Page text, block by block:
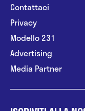
Contattaci
Privacy
Modello 231
Advertising
Media Partner